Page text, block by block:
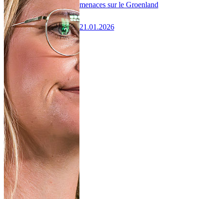
menaces sur le Groenland
21.01.2026